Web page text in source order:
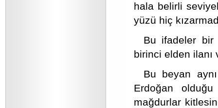
hala belirli
yüzü hiç
Bu ifadeler bir
birinci elden ilanı
Bu beyan
Erdoğan
mağdurlar